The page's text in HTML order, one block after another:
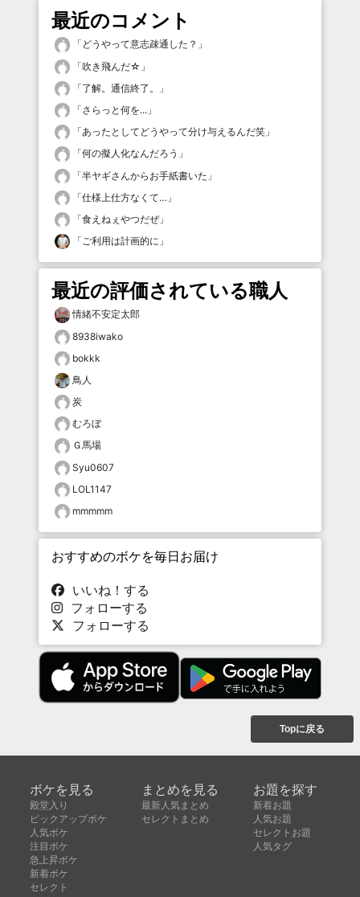
最近のコメント
「 どうやって意志疎通した？ 」
「吹き飛んだ☆ 」
「了解。通信終了。
」
「さらっと何を... 」
「あったとしてどうやって分け与えるんだ笑 」
「何の擬人化なんだろう 」
「半ヤギさんからお手紙書いた 」
「仕様上仕方なくて… 」
「食えねぇやつだぜ」
「ご利用は計画的に 」
最近の評価されている職人
情緒不安定太郎
8938iwako
bokkk
鳥人
炭
むろぼ
Ｇ馬場
Syu0607
LOL1147
mmmmm
おすすめのボケを毎日お届け
いいね！する
フォローする
フォローする
Topに戻る
ボケを見る
殿堂入り
ピックアップボケ
人気ボケ
注目ボケ
急上昇ボケ
新着ボケ
セレクト
まとめを見る
最新人気まとめ
セレクトまとめ
お題を探す
新着お題
人気お題
セレクトお題
人気タグ